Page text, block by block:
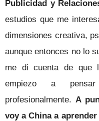
Publicidad y
estudios que me
dimensiones creativa,
aunque entonces no lo
me di cuenta de que
empiezo a
profesionalmente. A
voy a China a